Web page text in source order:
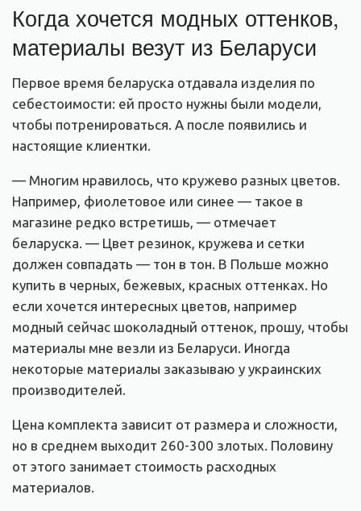
Когда хочется модных оттенков,
материалы везут из Беларуси
Первое время беларуска отдавала изделия по
себестоимости: ей просто нужны были модели,
чтобы потренироваться. А после появились и
настоящие клиентки.
— Многим нравилось, что кружево разных цветов.
Например, фиолетовое или синее — такое в
магазине редко встретишь, — отмечает
беларуска. — Цвет резинок, кружева и сетки
должен совпадать — тон в тон. В Польше можно
купить в черных, бежевых, красных оттенках. Но
если хочется интересных цветов, например
модный сейчас шоколадный оттенок, прошу, чтобы
материалы мне везли из Беларуси. Иногда
некоторые материалы заказываю у украинских
производителей.
Цена комплекта зависит от размера и сложности,
но в среднем выходит 260-300 злотых. Половину
от этого занимает стоимость расходных
материалов.